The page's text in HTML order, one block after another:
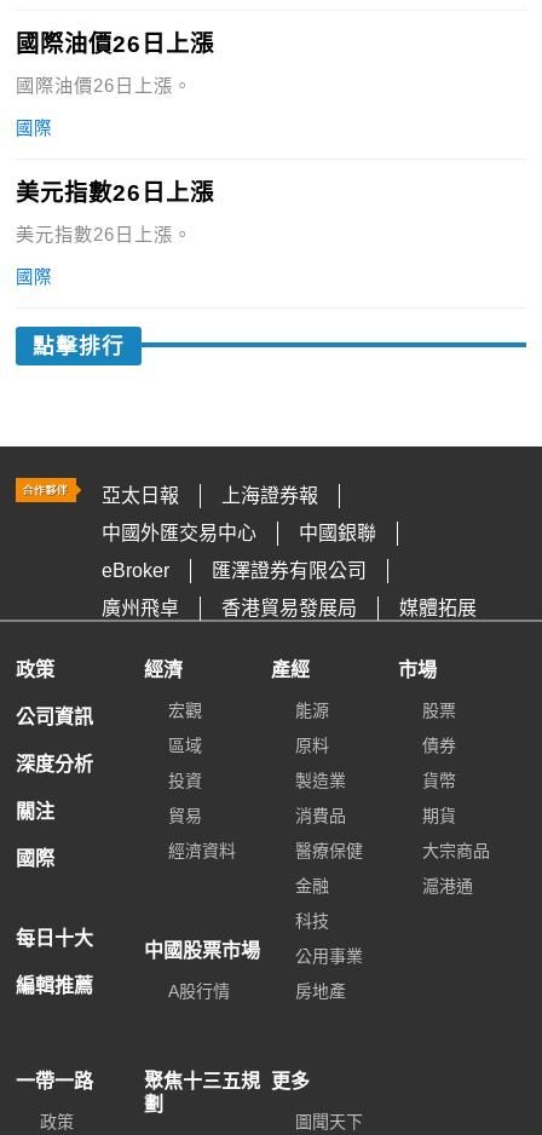
國際油價26日上漲
國際油價26日上漲。
國際
美元指數26日上漲
美元指數26日上漲。
國際
點擊排行
亞太日報
上海證券報
中國外匯交易中心
中國銀聯
eBroker
匯澤證券有限公司
廣州飛卓
香港貿易發展局 媒體拓展
政策
公司資訊
深度分析
關注
國際
每日十大
編輯推薦
經濟
宏觀
區域
投資
貿易
經濟資料
中國股票市場
A股行情
產經
能源
原料
製造業
消費品
醫療保健
金融
科技
公用事業
房地產
市場
股票
債券
貨幣
期貨
大宗商品
滬港通
一帶一路
政策
聚焦十三五規
劃
更多
圖聞天下